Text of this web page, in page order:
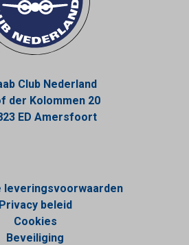
Club Nederland
der Kolommen 20
ED Amersfoort
leveringsvoorwaarden
Privacy beleid
Cookies
Beveiliging